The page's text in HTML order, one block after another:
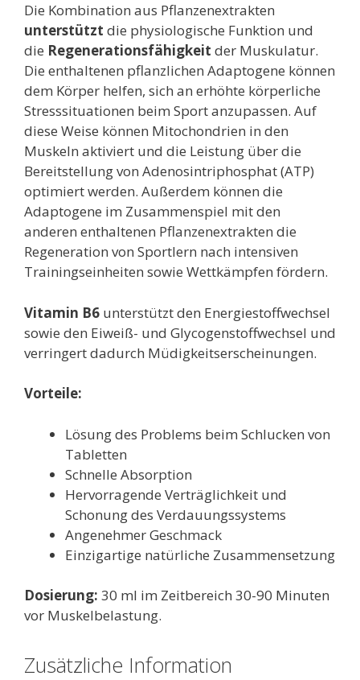
Die Kombination aus Pflanzenextrakten
unterstützt die physiologische Funktion und
die Regenerationsfähigkeit der Muskulatur.
Die enthaltenen pflanzlichen Adaptogene können
dem Körper helfen, sich an erhöhte körperliche
Stresssituationen beim Sport anzupassen. Auf
diese Weise können Mitochondrien in den
Muskeln aktiviert und die Leistung über die
Bereitstellung von Adenosintriphosphat (ATP)
optimiert werden. Außerdem können die
Adaptogene im Zusammenspiel mit den
anderen enthaltenen Pflanzenextrakten die
Regeneration von Sportlern nach intensiven
Trainingseinheiten sowie Wettkämpfen fördern.
Vitamin B6 unterstützt den Energiestoffwechsel
sowie den Eiweiß- und Glycogenstoffwechsel und
verringert dadurch Müdigkeitserscheinungen.
Vorteile:
Lösung des Problems beim Schlucken von
Tabletten
Schnelle Absorption
Hervorragende Verträglichkeit und
Schonung des Verdauungssystems
Angenehmer Geschmack
Einzigartige natürliche Zusammensetzung
Dosierung: 30 ml im Zeitbereich 30-90 Minuten
vor Muskelbelastung.
Zusätzliche Information